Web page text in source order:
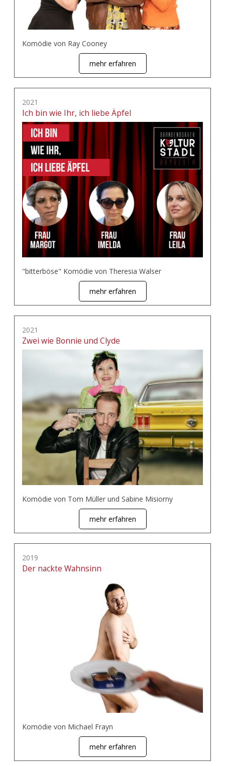
Komödie von Ray Cooney
mehr erfahren
2021
Ich bin wie Ihr, ich liebe Äpfel
"bitterböse" Komödie von Theresia Walser
mehr erfahren
2021
Zwei wie Bonnie und Clyde
Komödie von Tom Müller und Sabine Misiorny
mehr erfahren
2019
Der nackte Wahnsinn
Komödie von Michael Frayn
mehr erfahren